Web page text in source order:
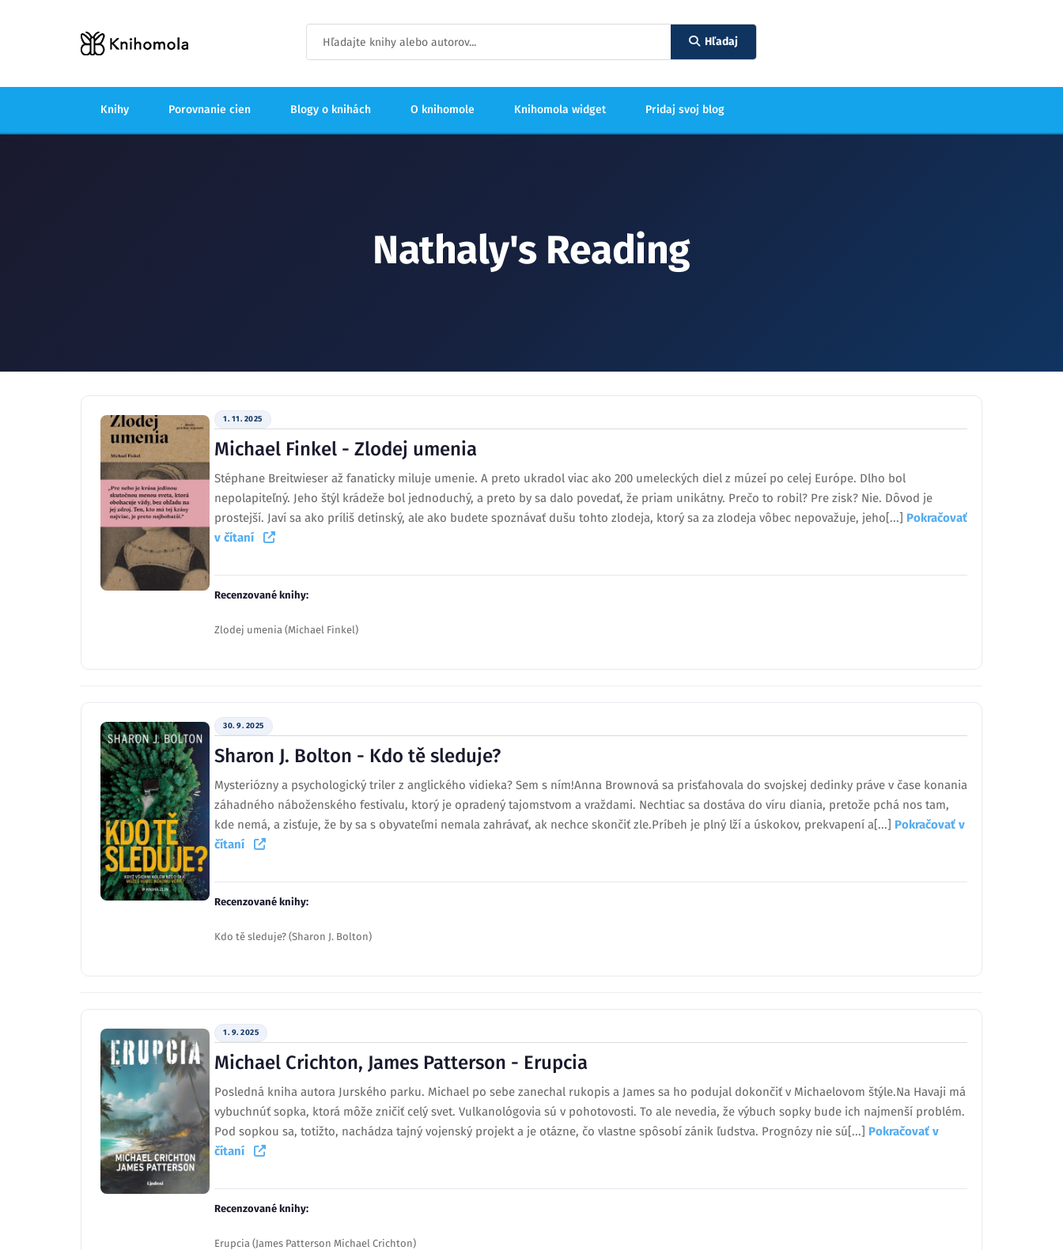
Hľadaj
Knihy Porovnanie cien Blogy o knihách O knihomole Knihomola widget Pridaj svoj blog
Nathaly's Reading
1. 11. 2025
Michael Finkel - Zlodej umenia
Stéphane Breitwieser až fanaticky miluje umenie. A preto ukradol viac ako 200 umeleckých diel z múzeí po celej Európe. Dlho bol
nepolapiteľný. Jeho štýl krádeže bol jednoduchý, a preto by sa dalo povedať, že priam unikátny. Prečo to robil? Pre zisk? Nie. Dôvod je
prostejší. Javí sa ako príliš detinský, ale ako budete spoznávať dušu tohto zlodeja, ktorý sa za zlodeja vôbec nepovažuje, jeho[...] Pokračovať
v čítaní
Recenzované knihy:
Zlodej umenia (Michael Finkel)
30. 9. 2025
Sharon J. Bolton - Kdo tě sleduje?
Mysteriózny a psychologický triler z anglického vidieka? Sem s ním!Anna Brownová sa prisťahovala do svojskej dedinky práve v čase konania
záhadného náboženského festivalu, ktorý je opradený tajomstvom a vraždami. Nechtiac sa dostáva do víru diania, pretože pchá nos tam,
kde nemá, a zisťuje, že by sa s obyvateľmi nemala zahrávať, ak nechce skončiť zle.Príbeh je plný lží a úskokov, prekvapení a[...] Pokračovať v
čítaní
Recenzované knihy:
Kdo tě sleduje? (Sharon J. Bolton)
1. 9. 2025
Michael Crichton, James Patterson - Erupcia
Posledná kniha autora Jurského parku. Michael po sebe zanechal rukopis a James sa ho podujal dokončiť v Michaelovom štýle.Na Havaji má
vybuchnúť sopka, ktorá môže zničiť celý svet. Vulkanológovia sú v pohotovosti. To ale nevedia, že výbuch sopky bude ich najmenší problém.
Pod sopkou sa, totižto, nachádza tajný vojenský projekt a je otázne, čo vlastne spôsobí zánik ľudstva. Prognózy nie sú[...] Pokračovať v
čítaní
Recenzované knihy:
Erupcia (James Patterson Michael Crichton)